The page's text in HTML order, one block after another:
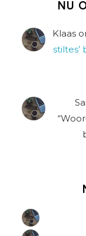
Nu
Klaas
stiltes’
“